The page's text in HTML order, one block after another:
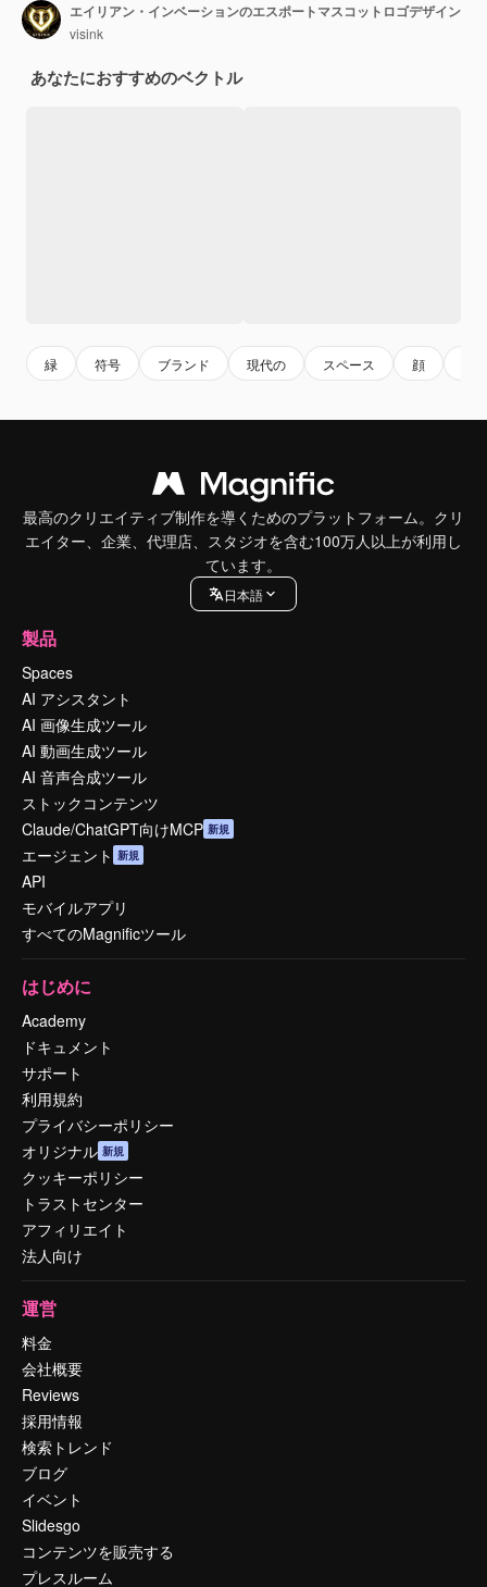
エイリアン・インベーションのエスポートマスコットロゴデザイン
visink
あなたにおすすめのベクトル
緑 符号 ブランド 現代の スペース 顔
最高のクリエイティブ制作を導くためのプラットフォーム。クリ
エイター、企業、代理店、スタジオを含む100万人以上が利用し
ています。
日本語
製品
Spaces
AI アシスタント
AI 画像生成ツール
AI 動画生成ツール
AI 音声合成ツール
ストックコンテンツ
Claude/ChatGPT向けMCP 新規
エージェント 新規
API
モバイルアプリ
すべてのMagnificツール
はじめに
Academy
ドキュメント
サポート
利用規約
プライバシーポリシー
オリジナル 新規
クッキーポリシー
トラストセンター
アフィリエイト
法人向け
運営
料金
会社概要
Reviews
採用情報
検索トレンド
ブログ
イベント
Slidesgo
コンテンツを販売する
プレスルーム